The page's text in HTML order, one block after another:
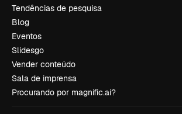
Tendências de pesquisa
Blog
Eventos
Slidesgo
Vender conteúdo
Sala de imprensa
Procurando por magnific.ai?